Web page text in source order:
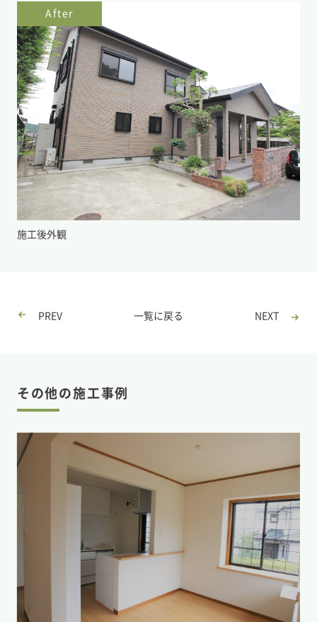
After
施工後外観
PREV 一覧に戻る NEXT
その他の施工事例